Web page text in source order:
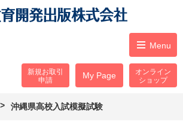
新規お取引
申請
My Page
オンライン
ショップ
Menu
沖縄県高校入試模擬試験